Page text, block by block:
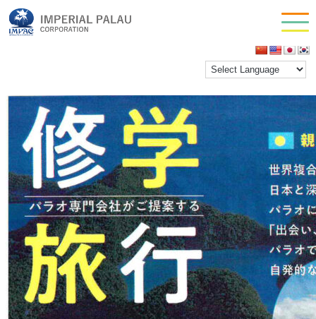
p2
inpac_tgcompany |2026年2月10日